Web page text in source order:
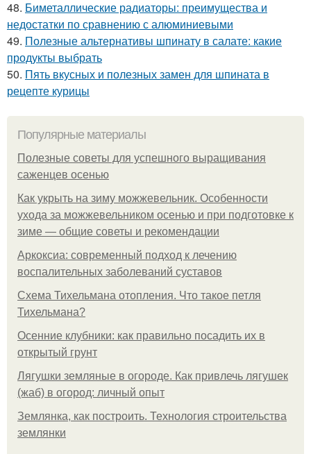
48. Биметаллические радиаторы: преимущества и
недостатки по сравнению с алюминиевыми
49. Полезные альтернативы шпинату в салате: какие
продукты выбрать
50. Пять вкусных и полезных замен для шпината в
рецепте курицы
Популярные материалы
Полезные советы для успешного выращивания
саженцев осенью
Как укрыть на зиму можжевельник. Особенности
ухода за можжевельником осенью и при подготовке к
зиме — общие советы и рекомендации
Аркоксиа: современный подход к лечению
воспалительных заболеваний суставов
Схема Тихельмана отопления. Что такое петля
Тихельмана?
Осенние клубники: как правильно посадить их в
открытый грунт
Лягушки земляные в огороде. Как привлечь лягушек
(жаб) в огород: личный опыт
Землянка, как построить. Технология строительства
землянки